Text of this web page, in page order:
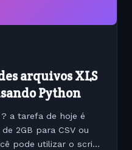
arquivos XLS
Python
a tarefa de hoje é
2GB para CSV ou
pode utilizar o script